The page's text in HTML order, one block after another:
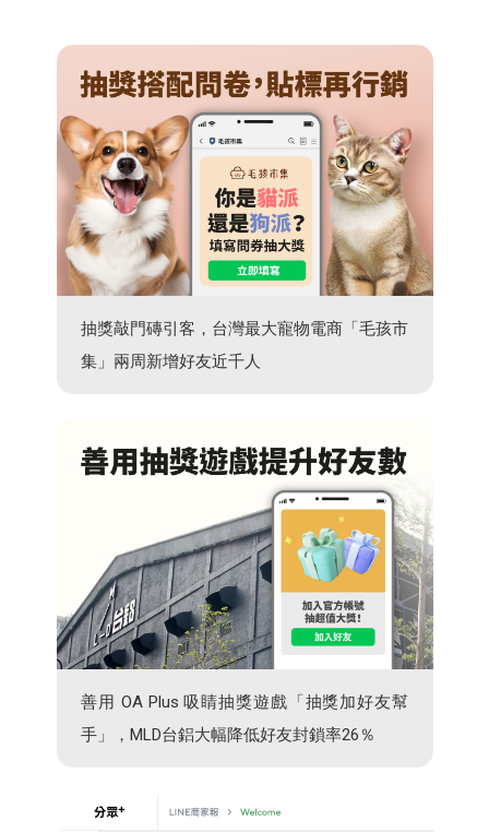
抽獎敲門磚引客，台灣最大寵物電商「毛孩市
集」兩周新增好友近千人
善用 OA Plus 吸睛抽獎遊戲「抽獎加好友幫
手」，MLD台鋁大幅降低好友封鎖率26％